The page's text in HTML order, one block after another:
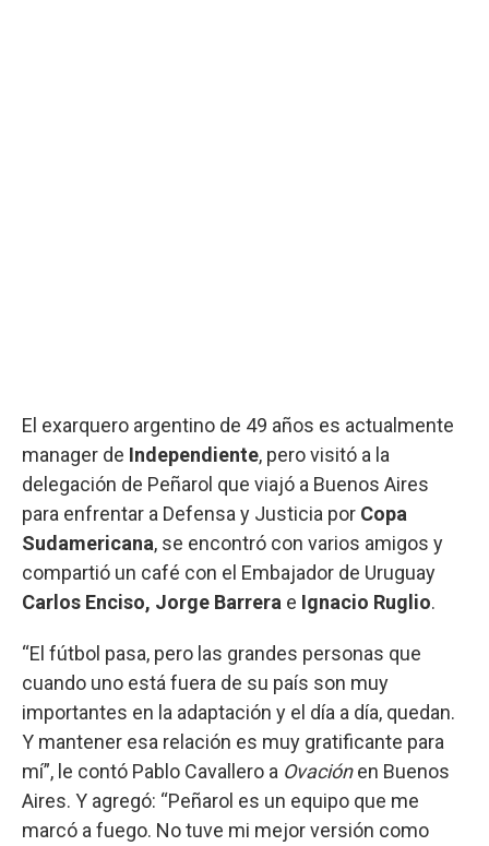
El exarquero argentino de 49 años es actualmente
manager de Independiente, pero visitó a la
delegación de Peñarol que viajó a Buenos Aires
para enfrentar a Defensa y Justicia por Copa
Sudamericana, se encontró con varios amigos y
compartió un café con el Embajador de Uruguay
Carlos Enciso, Jorge Barrera e Ignacio Ruglio.
“El fútbol pasa, pero las grandes personas que
cuando uno está fuera de su país son muy
importantes en la adaptación y el día a día, quedan.
Y mantener esa relación es muy gratificante para
mí”, le contó Pablo Cavallero a Ovaciónen Buenos
Aires. Y agregó: “Peñarol es un equipo que me
marcó a fuego. No tuve mi mejor versión como